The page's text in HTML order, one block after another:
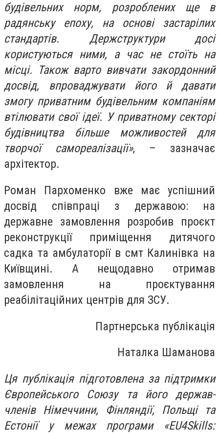
будівельних норм, розроблених ще в
радянську епоху, на основі застарілих
стандартів. Держструктури досі
користуються ними, а час не стоїть на
місці. Також варто вивчати закордонний
досвід, впроваджувати його й давати
змогу приватним будівельним компаніям
втілювати свої ідеї. У приватному секторі
будівництва більше можливостей для
творчої самореалізації», – зазначає
архітектор.
Роман Пархоменко вже має успішний
досвід співпраці з державою: на
державне замовлення розробив проєкт
реконструкції приміщення дитячого
садка та амбулаторії в смт Калинівка на
Київщині. А нещодавно отримав
замовлення на проєктування
реабілітаційних центрів для ЗСУ.
Партнерська публікація
Наталка Шаманова
Ця публікація підготовлена за підтримки
Європейського Союзу та його держав-
членів Німеччини, Фінляндії, Польщі та
Естонії у межах програми «EU4Skills: